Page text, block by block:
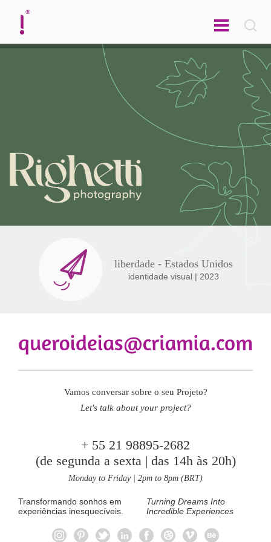
liberdade - Estados Unidos
identidade visual| 2023
Vamos conversar sobre o seu Projeto?
Let's talk about your project?
+ 55 21 98895-2682
(de segunda a sexta | das 14h às 20h)
Monday to Friday | 2pm to 8pm (BRT)
Transformando sonhos em
experiências inesquecíveis.
Turning Dreams Into
Incredible Experiences